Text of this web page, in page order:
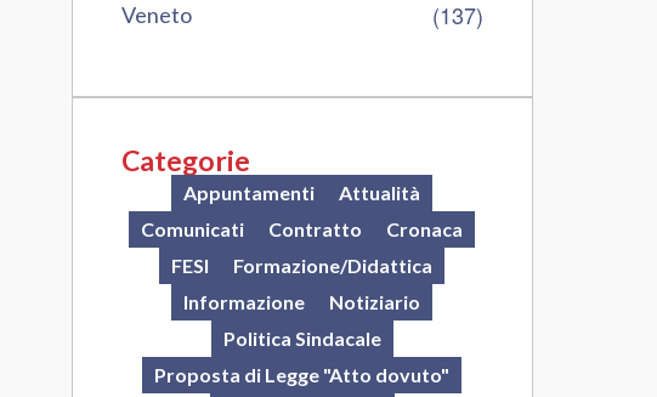
Veneto (137)
Categorie
Appuntamenti
Attualità
Comunicati
Contratto
Cronaca
FESI
Formazione/Didattica
Informazione
Notiziario
Politica Sindacale
Proposta di Legge "Atto dovuto"